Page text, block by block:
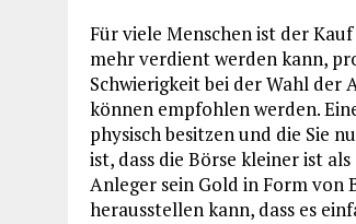
Für viele Menschen ist der
mehr verdient werden kann,
Schwierigkeit bei der Wahl
können empfohlen werden.
physisch besitzen und die Sie
ist, dass die Börse kleiner ist
Anleger sein Gold in Form von
herausstellen kann, dass es